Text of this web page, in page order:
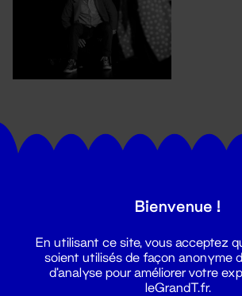
Grand T :
Bienvenue !
En utilisant ce site, vous acceptez
soient utilisés de façon anonyme
d'analyse pour améliorer votre
leGrandT.fr.